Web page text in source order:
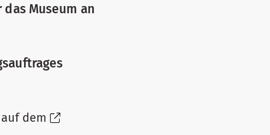
Museum an
dem